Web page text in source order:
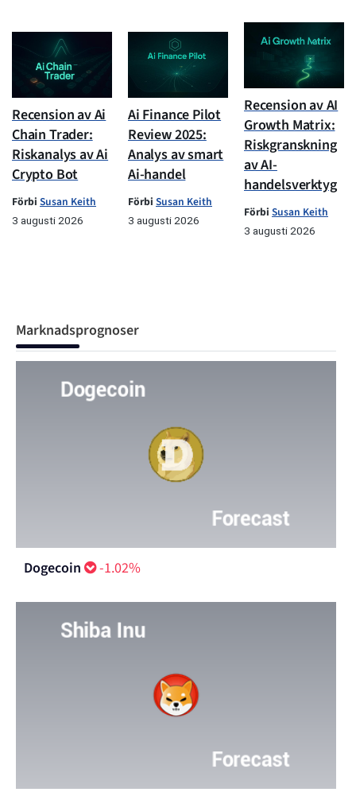
Recension av Ai
Chain Trader:
Riskanalys av Ai
Crypto Bot
Förbi Susan Keith
3 augusti 2026
Ai Finance Pilot
Review 2025:
Analys av smart
Ai-handel
Förbi Susan Keith
3 augusti 2026
Recension av AI
Growth Matrix:
Riskgranskning
av AI-
handelsverktyg
Förbi Susan Keith
3 augusti 2026
Marknadsprognoser
Dogecoin -1.02%